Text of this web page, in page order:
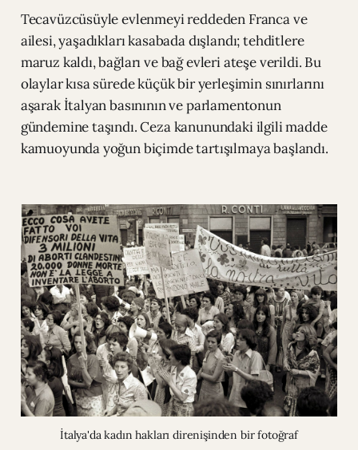
Tecavüzcüsüyle evlenmeyi reddeden Franca ve
ailesi, yaşadıkları kasabada dışlandı; tehditlere
maruz kaldı, bağları ve bağ evleri ateşe verildi. Bu
olaylar kısa sürede küçük bir yerleşimin sınırlarını
aşarak İtalyan basınının ve parlamentonun
gündemine taşındı. Ceza kanunundaki ilgili madde
kamuoyunda yoğun biçimde tartışılmaya başlandı.
İtalya'da kadın hakları direnişinden bir fotoğraf